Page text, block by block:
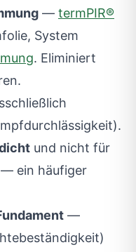
— termPIR®
System
. Eliminiert
und nicht für
ein häufiger
—